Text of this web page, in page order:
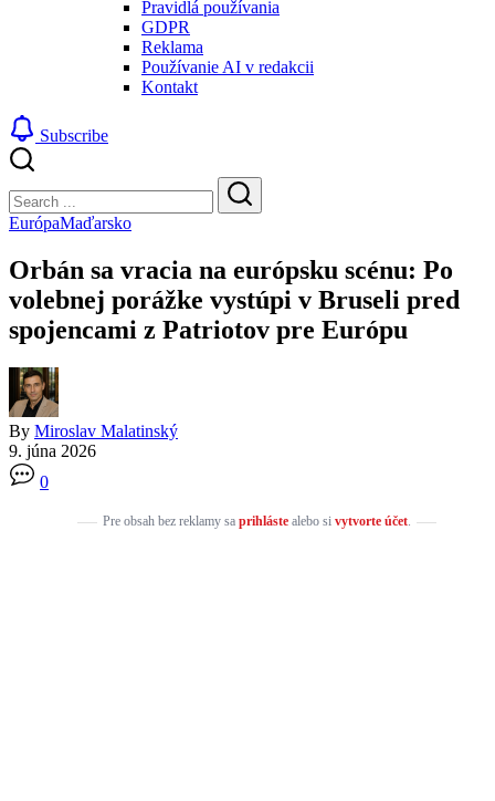
Pravidlá používania
GDPR
Reklama
Používanie AI v redakcii
Kontakt
Subscribe
Search
Search
EurópaMaďarsko
Orbán sa vracia na európsku scénu: Po
volebnej porážke vystúpi v Bruseli pred
spojencami z Patriotov pre Európu
By Miroslav Malatinský
9. júna 2026
0
Pre obsah bez reklamy sa prihlástealebo si vytvorte účet.